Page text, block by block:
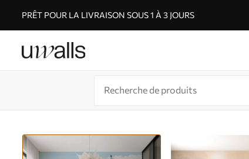
PRÊT POUR LA LIVRAISON SOUS 1 À 3 JOURS